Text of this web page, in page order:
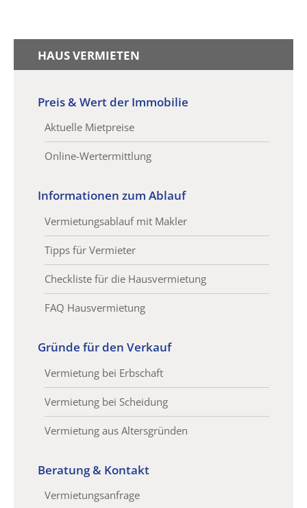
HAUS VERMIETEN
Preis & Wert der Immobilie
Aktuelle Mietpreise
Online-Wertermittlung
Informationen zum Ablauf
Vermietungsablauf mit Makler
Tipps für Vermieter
Checkliste für die Hausvermietung
FAQ Hausvermietung
Gründe für den Verkauf
Vermietung bei Erbschaft
Vermietung bei Scheidung
Vermietung aus Altersgründen
Beratung & Kontakt
Vermietungsanfrage